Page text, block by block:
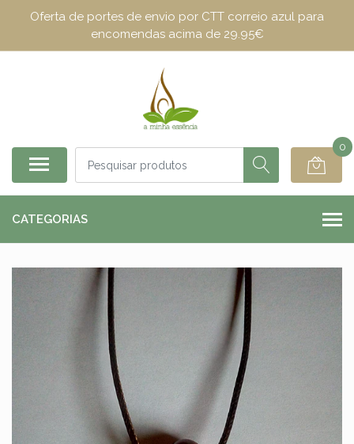
Oferta de portes de envio por CTT correio azul para
encomendas acima de 29.95€
0
CATEGORIAS